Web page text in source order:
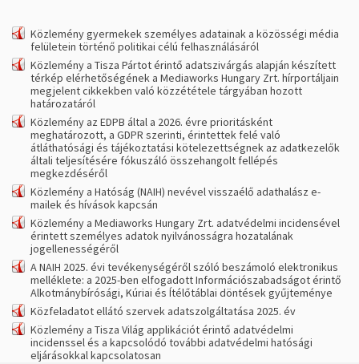
Közlemény gyermekek személyes adatainak a közösségi média
felületein történő politikai célú felhasználásáról
Közlemény a Tisza Pártot érintő adatszivárgás alapján készített
térkép elérhetőségének a Mediaworks Hungary Zrt. hírportáljain
megjelent cikkekben való közzététele tárgyában hozott
határozatáról
Közlemény az EDPB által a 2026. évre prioritásként
meghatározott, a GDPR szerinti, érintettek felé való
átláthatósági és tájékoztatási kötelezettségnek az adatkezelők
általi teljesítésére fókuszáló összehangolt fellépés
megkezdéséről
Közlemény a Hatóság (NAIH) nevével visszaélő adathalász e-
mailek és hívások kapcsán
Közlemény a Mediaworks Hungary Zrt. adatvédelmi incidensével
érintett személyes adatok nyilvánosságra hozatalának
jogellenességéről
A NAIH 2025. évi tevékenységéről szóló beszámoló elektronikus
melléklete: a 2025-ben elfogadott Információszabadságot érintő
Alkotmánybírósági, Kúriai és Ítélőtáblai döntések gyűjteménye
Közfeladatot ellátó szervek adatszolgáltatása 2025. év
Közlemény a Tisza Világ applikációt érintő adatvédelmi
incidenssel és a kapcsolódó további adatvédelmi hatósági
eljárásokkal kapcsolatosan